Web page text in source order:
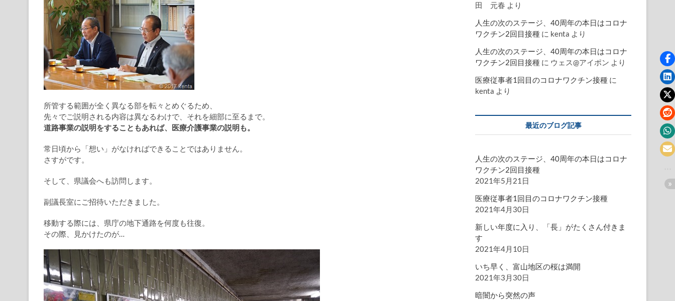
所管する範囲が全く異なる部を転々とめぐるため、
先々でご説明される内容は異なるわけで、それを細部に至るまで。
道路事業の説明をすることもあれば、医療介護事業の説明も。
常日頃から「想い」がなければできることではありません。
さすがです。
そして、県議会へも訪問します。
副議長室にご招待いただきました。
移動する際には、県庁の地下通路を何度も往復。
その際、見かけたのが…
田 元春 より
人生の次のステージ、40周年の本日はコロナ
ワクチン2回目接種 に kenta より
人生の次のステージ、40周年の本日はコロナ
ワクチン2回目接種 に ウェス@アイポン より
医療従事者1回目のコロナワクチン接種 に
kenta より
最近のブログ記事
人生の次のステージ、40周年の本日はコロナ
ワクチン2回目接種
2021年5月21日
医療従事者1回目のコロナワクチン接種
2021年4月30日
新しい年度に入り、「長」がたくさん付きま
す
2021年4月10日
いち早く、富山地区の桜は満開
2021年3月30日
暗闇から突然の声